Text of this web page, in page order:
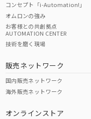
コンセプト「i-Automation!」
オムロンの強み
お客様との共創拠点
AUTOMATION CENTER
技術を磨く現場
販売ネットワーク
国内販売ネットワーク
海外販売ネットワーク
オンラインストア